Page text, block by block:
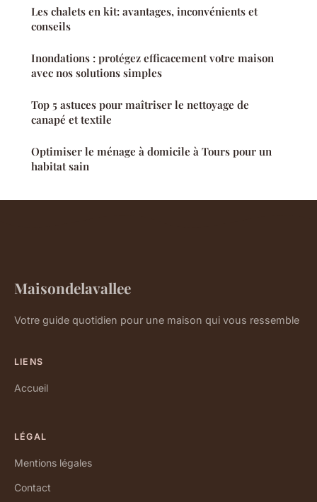
Les chalets en kit: avantages, inconvénients et
conseils
Inondations : protégez efficacement votre maison
avec nos solutions simples
Top 5 astuces pour maîtriser le nettoyage de
canapé et textile
Optimiser le ménage à domicile à Tours pour un
habitat sain
Maisondelavallee
Votre guide quotidien pour une maison qui vous ressemble
LIENS
Accueil
LÉGAL
Mentions légales
Contact